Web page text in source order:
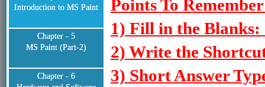
Introduction to MS Paint
Chapter - 5
MS Paint (Part-2)
Chapter - 6
Points To
1) Fill in the Blanks:
2) Write the
3) Short Answer